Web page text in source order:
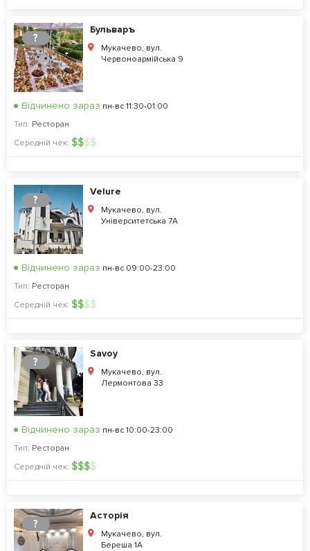
?
Бульваръ
Мукачево, вул.
Червоноармійська 9
Відчинено зараз пн-вс 11:30-01:00
Тип: Ресторан
Середній чек: $$$$
?
Velure
Мукачево, вул.
Університетська 7А
Відчинено зараз пн-вс 09:00-23:00
Тип: Ресторан
Середній чек: $$$$
?
Savoy
Мукачево, вул.
Лермонтова 33
Відчинено зараз пн-вс 10:00-23:00
Тип: Ресторан
Середній чек: $$$$
?
Асторія
Мукачево, вул.
Береша 1А